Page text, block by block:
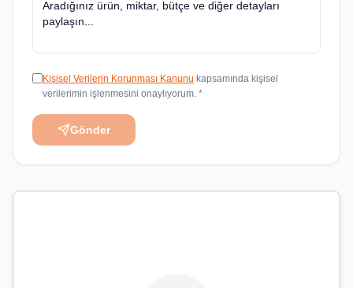
Kişisel Verilerin Korunması Kanunu kapsamında kişisel
verilerimin işlenmesini onaylıyorum. *
Gönder